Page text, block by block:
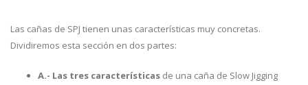
Las cañas de SPJ tienen unas características muy concretas.
Dividiremos esta sección en dos partes:
A.- Las tres características de una caña de Slow Jigging